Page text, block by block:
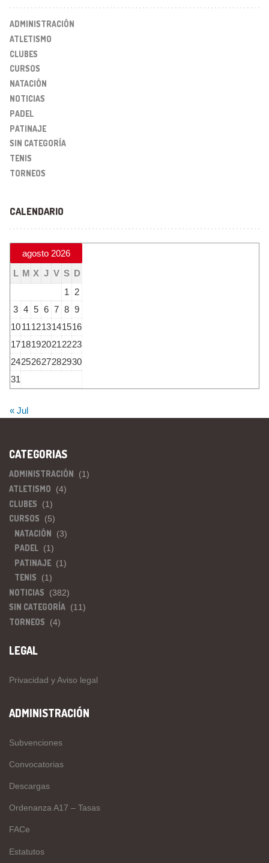
ADMINISTRACIÓN
ATLETISMO
CLUBES
CURSOS
NATACIÓN
NOTICIAS
PADEL
PATINAJE
SIN CATEGORÍA
TENIS
TORNEOS
CALENDARIO
agosto 2026
L M X J V S D
1
2
3 4 5 6 7 8 9
10111213141516
17181920212223
24252627282930
31
« Jul
CATEGORIAS
ADMINISTRACIÓN (1)
ATLETISMO (4)
CLUBES (1)
CURSOS (5)
NATACIÓN (3)
PADEL (1)
PATINAJE (1)
TENIS (1)
NOTICIAS (382)
SIN CATEGORÍA (11)
TORNEOS (4)
LEGAL
Privacidad y Aviso legal
ADMINISTRACIÓN
Subvenciones
Convocatorias
Descargas
Ordenanza A17 – Tasas
FACe
Estatutos